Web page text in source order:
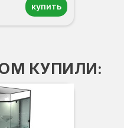
купить
КУПИЛИ: